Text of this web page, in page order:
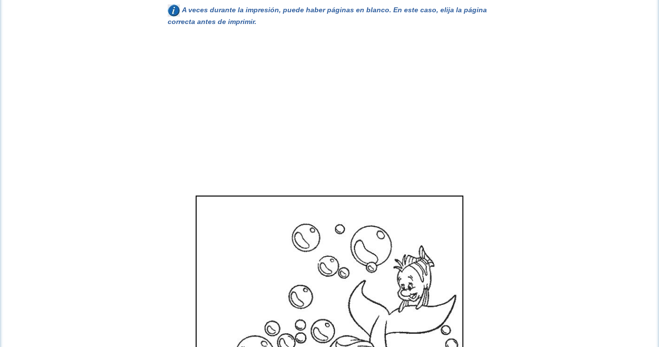
A veces durante la impresión, puede haber páginas en blanco. En este caso, elija la página
correcta antes de imprimir.